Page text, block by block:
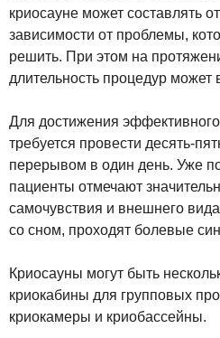
криосауне может составлять
зависимости от проблемы,
решить. При этом на
длительность процедур может
Для достижения эффективного
требуется провести десять-
перерывом в один день. Уже
пациенты отмечают
самочувствия и внешнего
со сном, проходят болевые
Криосауны могут быть
криокабины для групповых
криокамеры и криобассейны.